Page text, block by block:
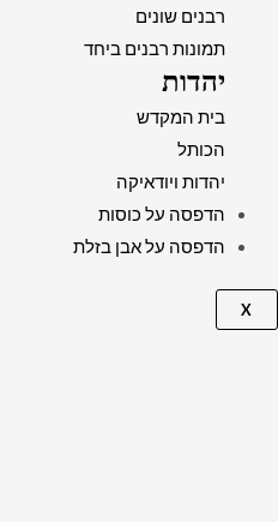
רבנים שונים
תמונות רבנים ביחד
יהדות
בית המקדש
הכותל
יהדות ויודאיקה
הדפסה על כוסות
הדפסה על אבן בזלת
X